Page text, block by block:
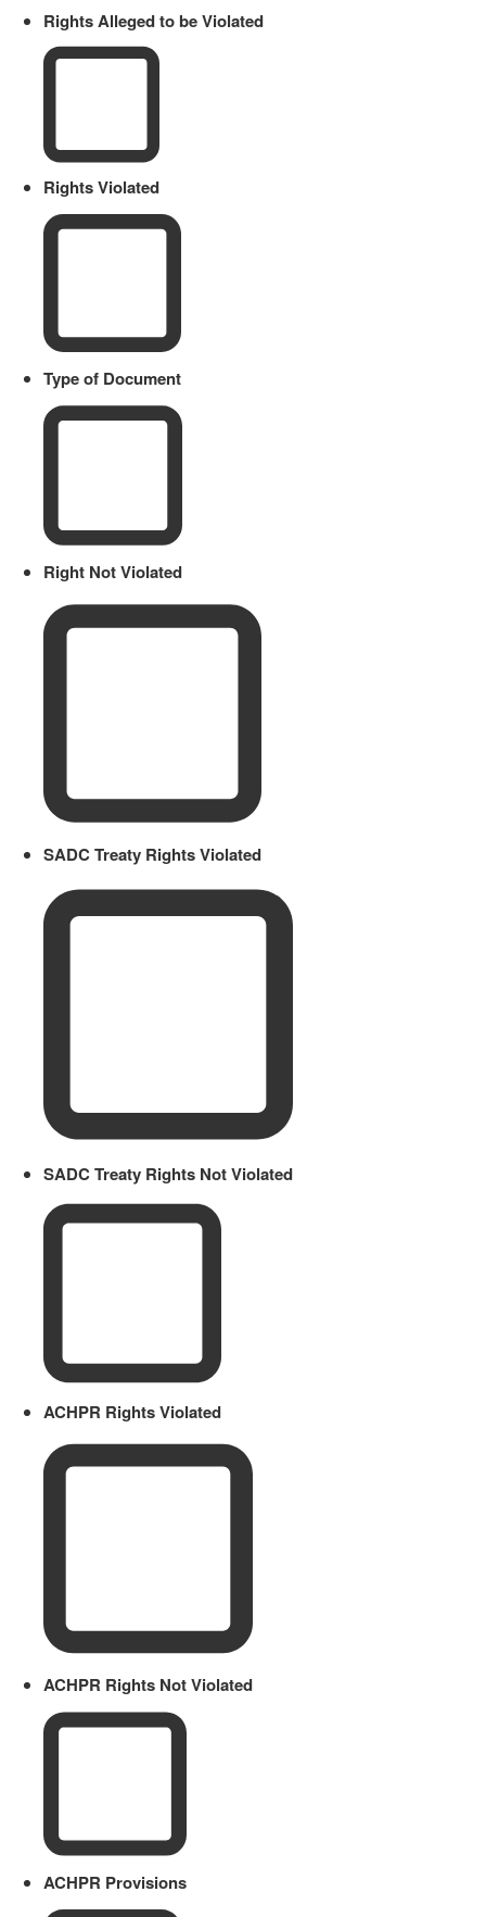
Rights Alleged to be Violated
Rights Violated
Type of Document
Right Not Violated
SADC Treaty Rights Violated
SADC Treaty Rights Not Violated
ACHPR Rights Violated
ACHPR Rights Not Violated
ACHPR Provisions